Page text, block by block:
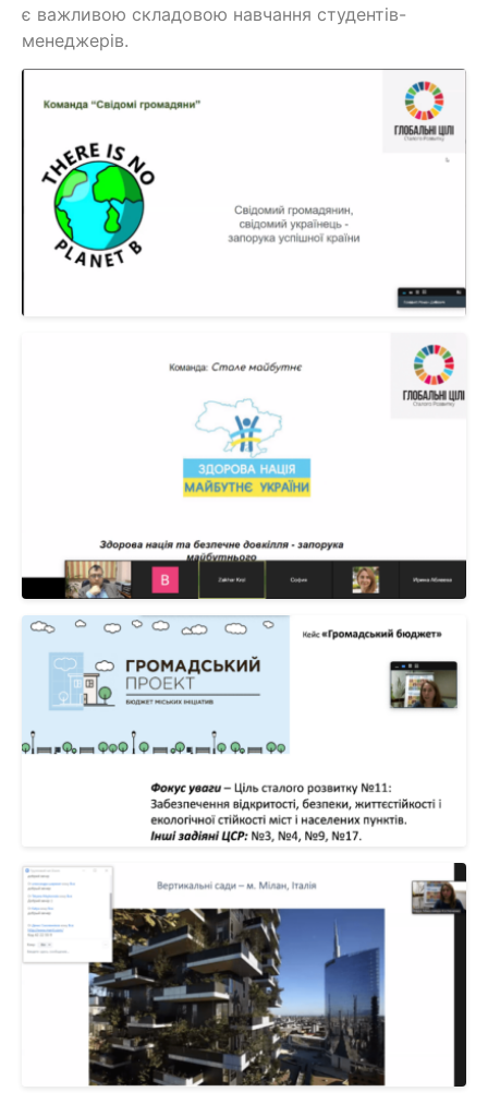
є важливою складовою навчання студентів-
менеджерів.